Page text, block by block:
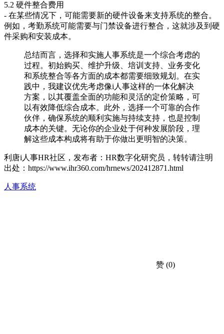
5.2 硬件整合费用
- 在某些情况下，可能需要新的硬件设备来支持系统的整合。
例如，考勤系统可能需要与门禁设备进行整合，这就涉及到硬
件采购和安装成本。
总结而言，选择和实施人事系统是一个综合考虑的
过程。初始购买、维护升级、培训支持、业务变化
和系统整合等各方面的成本都需要细致规划。在实
践中，我建议优先考虑像i人事这样的一体化解决
方案，以其覆盖全面的功能和灵活的定价策略，可
以有效降低综合成本。此外，选择一个可靠的合作
伙伴，确保系统的顺利实施与持续支持，也是控制
成本的关键。无论你的企业处于何种发展阶段，理
解这些成本构成将有助于你做出更明智的决策。
利唐i人事HR社区，发布者：HR数字化研究员，转转请注明
出处： https://www.ihr360.com/hrnews/202412871.html
人事系统
赞 (0)